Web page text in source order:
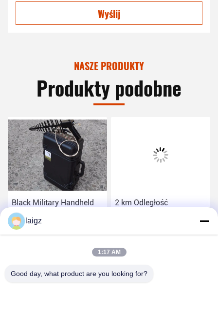
Wyślij
NASZE PRODUKTY
Produkty podobne
Black Military Handheld
Drone Jammer Single
Jam Jam All Drone
Frequency
2 km Odległość
2,5 godziny pracy
laigz
1:17 AM
Good day, what product are you looking for?